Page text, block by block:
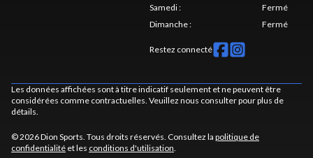
Samedi:
Fermé
Dimanche: Fermé
Restez connecté
Les données affichées sont à titre indicatif seulement et ne peuvent être
considérées comme contractuelles. Veuillez nous consulter pour plus de
détails.
© 2026 Dion Sports. Tous droits réservés. Consultez la politique de
confidentialité et les conditions d'utilisation.